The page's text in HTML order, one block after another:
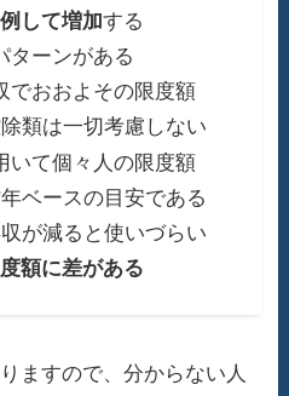
して増加する
ターンがある
でおおよその限度額
類は一切考慮しない
いて個々人の限度額
ベースの目安である
が減ると使いづらい
額に差がある
ますので、分からない人